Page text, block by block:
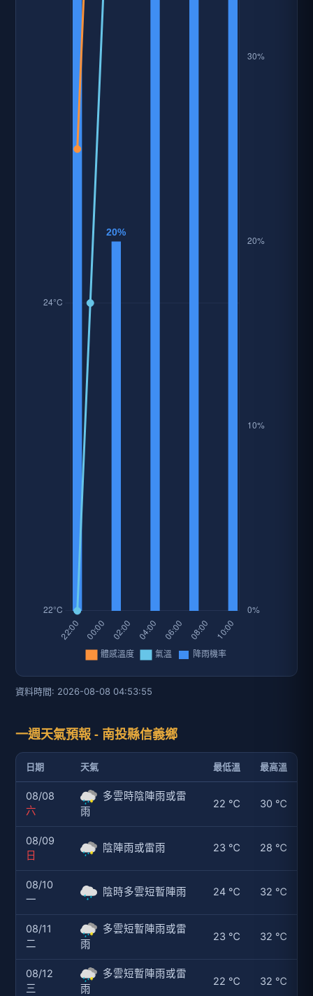
資料時間: 2026-08-08 04:53:55
一週天氣預報 - 南投縣信義鄉
日期 天氣 最低溫 最高溫
08/08
六
多雲時陰陣雨或雷
雨
22 ℃ 30 ℃
08/09
日
陰陣雨或雷雨 23 ℃ 28 ℃
08/10
一
陰時多雲短暫陣雨 24 ℃ 32 ℃
08/11
二
多雲短暫陣雨或雷
雨
23 ℃ 32 ℃
08/12
三
多雲短暫陣雨或雷
雨
22 ℃ 32 ℃